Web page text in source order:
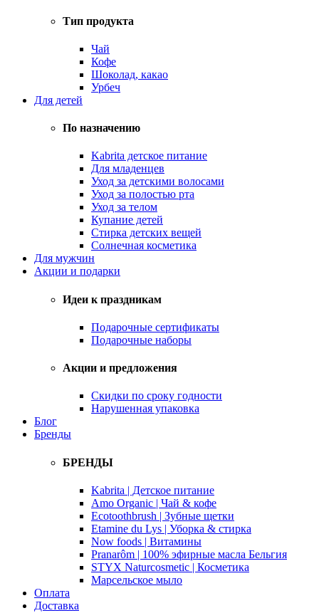
Тип продукта
Чай
Кофе
Шоколад, какао
Урбеч
Для детей
По назначению
Kabrita детское питание
Для младенцев
Уход за детскими волосами
Уход за полостью рта
Уход за телом
Купание детей
Стирка детских вещей
Солнечная косметика
Для мужчин
Акции и подарки
Идеи к праздникам
Подарочные сертификаты
Подарочные наборы
Акции и предложения
Скидки по сроку годности
Нарушенная упаковка
Блог
Бренды
БРЕНДЫ
Kabrita | Детское питание
Amo Organic | Чай & кофе
Ecotoothbrush | Зубные щетки
Etamine du Lys | Уборка & стирка
Now foods | Витамины
Pranarôm | 100% эфирные масла Бельгия
STYX Naturcosmetic | Косметика
Марсельское мыло
Оплата
Доставка